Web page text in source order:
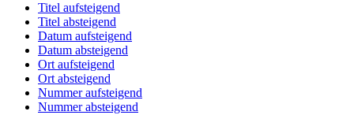
Titel aufsteigend
Titel absteigend
Datum aufsteigend
Datum absteigend
Ort aufsteigend
Ort absteigend
Nummer aufsteigend
Nummer absteigend